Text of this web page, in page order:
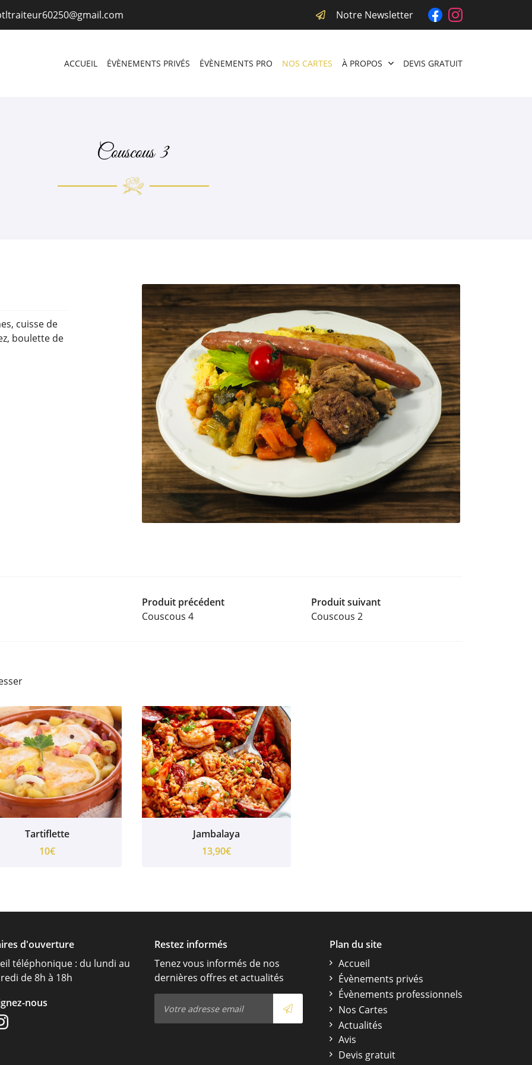
Notre Newsletter
ACCUEIL ÉVÈNEMENTS PRIVÉS ÉVÈNEMENTS PRO NOS CARTES À PROPOS DEVIS GRATUIT
à
en
Couscous 3
cuisse de
boulette de
Produit précédent
Couscous 4
Produit suivant
Couscous 2
Tartiflette
10€
Jambalaya
13,90€
d'ouverture
téléphonique : du lundi au
de 8h à 18h
nous
Restez informés
Tenez vous informés de nos
dernières offres et actualités
Plan du site
Accueil
Évènements privés
Évènements professionnels
Nos Cartes
Actualités
Avis
Devis gratuit